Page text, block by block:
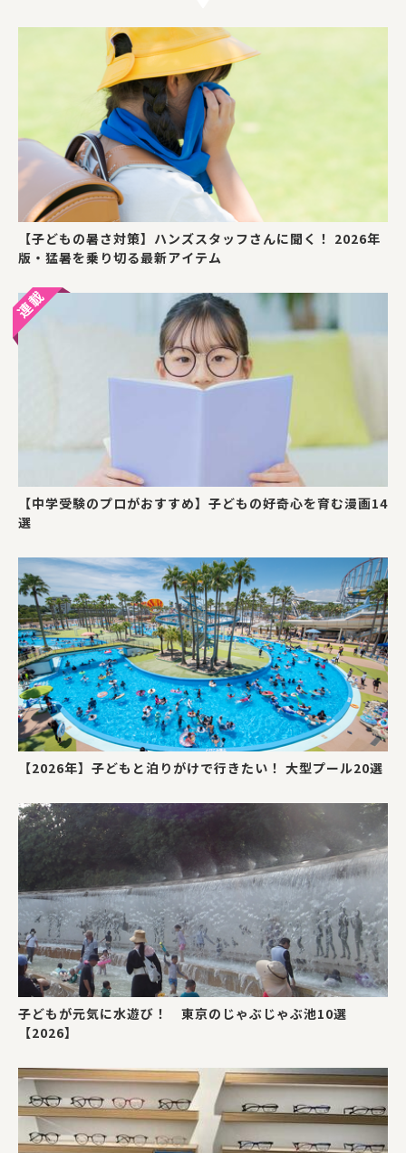
【子どもの暑さ対策】ハンズスタッフさんに聞く！ 2026年
版・猛暑を乗り切る最新アイテム
【中学受験のプロがおすすめ】子どもの好奇心を育む漫画14
選
【2026年】子どもと泊りがけで行きたい！ 大型プール20選
子どもが元気に水遊び！ 東京のじゃぶじゃぶ池10選
【2026】